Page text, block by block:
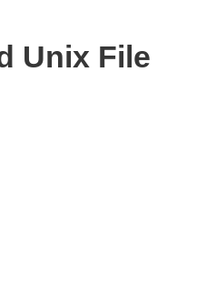
Unix File